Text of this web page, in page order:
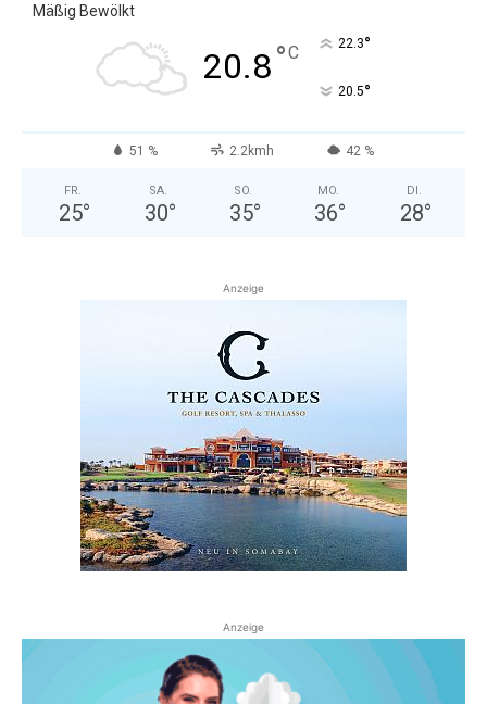
Mäßig Bewölkt
20.8°C 22.3°
20.5°
51 % 2.2kmh 42 %
FR.
25°
SA.
30°
SO.
35°
MO.
36°
DI.
28°
Anzeige
Anzeige